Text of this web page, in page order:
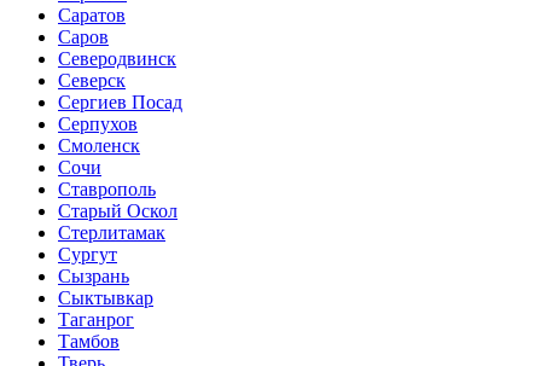
Саратов
Саров
Северодвинск
Северск
Сергиев Посад
Серпухов
Смоленск
Сочи
Ставрополь
Старый Оскол
Стерлитамак
Сургут
Сызрань
Сыктывкар
Таганрог
Тамбов